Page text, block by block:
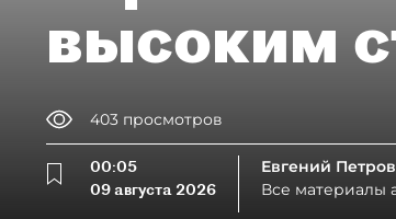
высоким
403 просмотров
00:05
09 августа 2026
Евгений Петров
Все материалы